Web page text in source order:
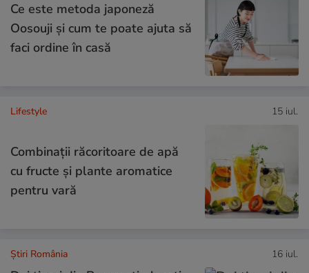
Ce este metoda japoneză
Oosouji și cum te poate ajuta să
faci ordine în casă
Lifestyle 15 iul.
Combinaţii răcoritoare de apă
cu fructe şi plante aromatice
pentru vară
Știri România 16 iul.